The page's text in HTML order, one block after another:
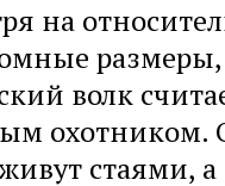
на
размеры,
волк
охотником.
стаями, а